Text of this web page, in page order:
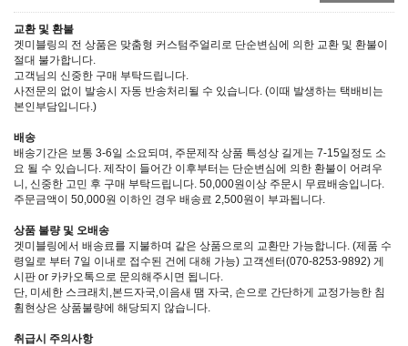
교환 및 환불
겟미블링의 전 상품은 맞춤형 커스텀주얼리로 단순변심에 의한 교환 및 환불이
절대 불가합니다.
고객님의 신중한 구매 부탁드립니다.
사전문의 없이 발송시 자동 반송처리될 수 있습니다. (이때 발생하는 택배비는
본인부담입니다.)
배송
배송기간은 보통 3-6일 소요되며, 주문제작 상품 특성상 길게는 7-15일정도 소
요 될 수 있습니다. 제작이 들어간 이후부터는 단순변심에 의한 환불이 어려우
니, 신중한 고민 후 구매 부탁드립니다. 50,000원이상 주문시 무료배송입니다.
주문금액이 50,000원 이하인 경우 배송료 2,500원이 부과됩니다.
상품 불량 및 오배송
겟미블링에서 배송료를 지불하며 같은 상품으로의 교환만 가능합니다. (제품 수
령일로 부터 7일 이내로 접수된 건에 대해 가능) 고객센터(070-8253-9892) 게
시판 or 카카오톡으로 문의해주시면 됩니다.
단, 미세한 스크래치,본드자국,이음새 땜 자국, 손으로 간단하게 교정가능한 침
휨현상은 상품불량에 해당되지 않습니다.
취급시 주의사항